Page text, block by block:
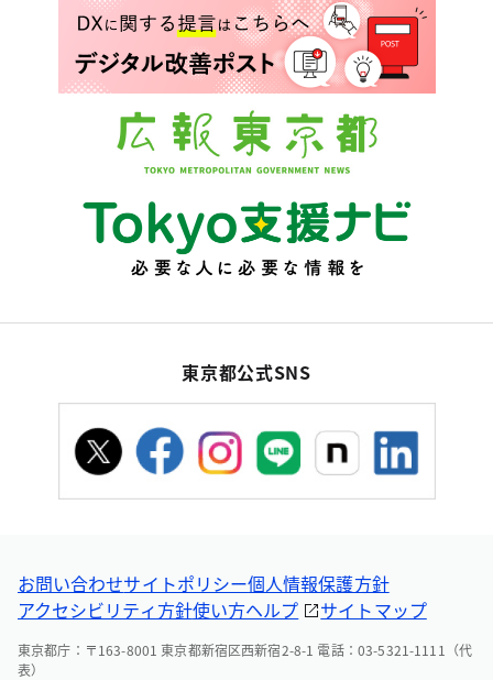
東京都公式SNS
お問い合わせサイトポリシー個人情報保護方針
アクセシビリティ方針使い方ヘルプ サイトマップ
東京都庁：〒163-8001 東京都新宿区西新宿2-8-1 電話：03-5321-1111（代
表）